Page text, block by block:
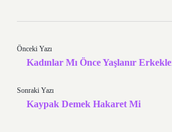
Önceki Yazı
Kadınlar Mı Önce Yaşlanır
Sonraki Yazı
Kaypak Demek Hakaret Mi